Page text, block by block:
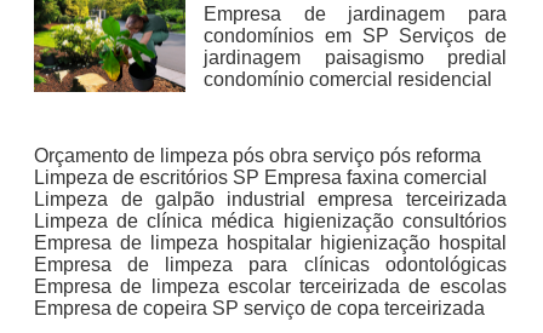
Empresa de jardinagem para
condomínios em SP Serviços de
jardinagem paisagismo predial
condomínio comercial residencial
Orçamento de limpeza pós obra serviço pós reforma
Limpeza de escritórios SP Empresa faxina comercial
Limpeza de galpão industrial empresa terceirizada
Limpeza de clínica médica higienização consultórios
Empresa de limpeza hospitalar higienização hospital
Empresa de limpeza para clínicas odontológicas
Empresa de limpeza escolar terceirizada de escolas
Empresa de copeira SP serviço de copa terceirizada